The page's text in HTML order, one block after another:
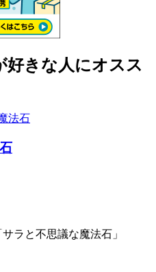
好きな人にオスス
ラと不思議な魔法石」